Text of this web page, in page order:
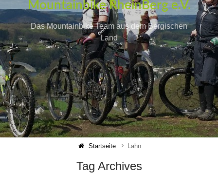
Mountainbike RheinBerg e.V.
Das Mountainbike Team aus dem Bergischen
Land
Startseite Lahn
Tag Archives